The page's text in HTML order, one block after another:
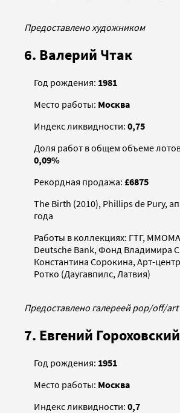
Предоставлено художником
6. Валерий Чтак
Год рождения: 1981
Место работы: Москва
Индекс ликвидности: 0,75
Доля работ в общем объеме
0,09%
Рекордная продажа: £6875
The Birth (2010), Phillips de Pury,
года
Работы в коллекциях: ГТГ,
Deutsche Bank, Фонд Владимира
Константина Сорокина, Арт-
Ротко (Даугавпилс, Латвия)
Предоставлено галереей pop/off/art
7. Евгений Гороховский
Год рождения: 1951
Место работы: Москва
Индекс ликвидности: 0,7